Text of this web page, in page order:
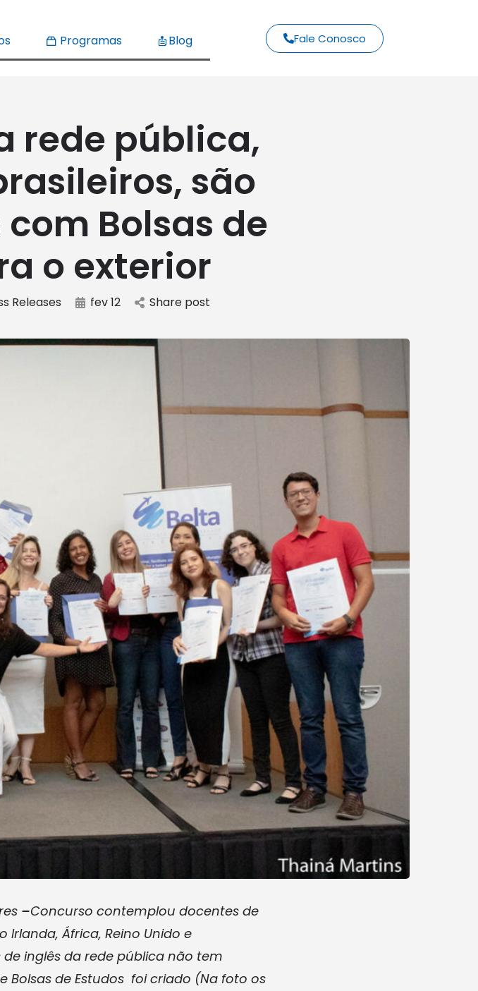
Programas Blog Fale Conosco
rede pública,
são
Bolsas de
o exterior
Releases fev 12 Share post
–Concurso contemplou docentes de
África, Reino Unido e
de inglês da rede pública não tem
Bolsas de Estudos foi criado (Na foto os